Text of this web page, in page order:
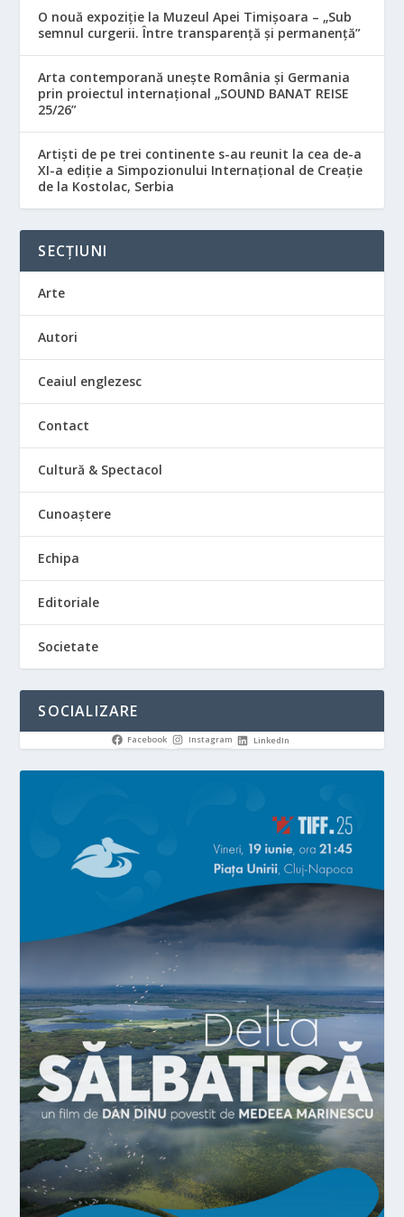
O nouă expoziție la Muzeul Apei Timișoara – „Sub
semnul curgerii. Între transparență și permanență”
Arta contemporană unește România și Germania
prin proiectul internațional „SOUND BANAT REISE
25/26”
Artiști de pe trei continente s-au reunit la cea de-a
XI-a ediție a Simpozionului Internațional de Creație
de la Kostolac, Serbia
SECȚIUNI
Arte
Autori
Ceaiul englezesc
Contact
Cultură & Spectacol
Cunoaștere
Echipa
Editoriale
Societate
SOCIALIZARE
Facebook Instagram LinkedIn